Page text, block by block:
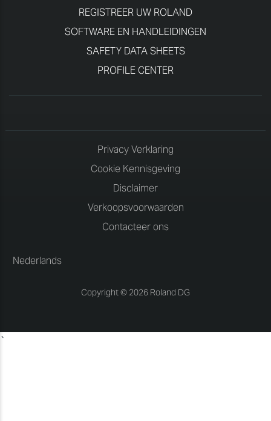
REGISTREER UW ROLAND
SOFTWARE EN HANDLEIDINGEN
SAFETY DATA SHEETS
PROFILE CENTER
Privacy Verklaring
Cookie Kennisgeving
Disclaimer
Verkoopsvoorwaarden
Contacteer ons
Nederlands
Copyright © 2026 Roland DG
`